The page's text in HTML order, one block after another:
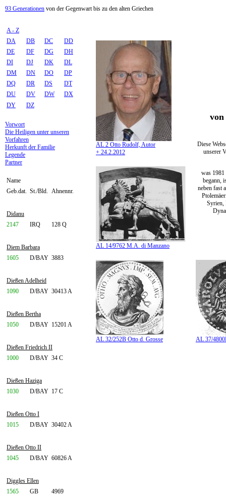
93 Generationen von der Gegenwart bis zu den alten Griechen
A - Z
DA
DB DC
DD
DE
DF DG
DH
DI
DJ DK
DL
DM
DN DO
DP
DQ
DR DS
DT
DU
DV DW
DX
DY
DZ
Vorwort
Die Heiligen unter unseren
Vorfahren
Herkunft der Familie
Legende
Partner
Name
Geb.dat. St./Bld. Ahnennr.
Didanu
2147
IRQ 128 Q
Diem Barbara
1605
D/BAY 3883
Dießen Adelheid
1090
D/BAY 30413 A
Dießen Bertha
1050
D/BAY 15201 A
Dießen Friedrich II
1000
D/BAY 34 C
Dießen Haziga
1030
D/BAY 17 C
Dießen Otto I
1015
D/BAY 30402 A
Dießen Otto II
1045
D/BAY 60826 A
Diggles Ellen
1565
GB 4969
AL 2 Otto Rudolf, Autor
+ 24.2.2012
von
Diese
unserer
was 1981
begann,
neben fast
Syrien,
AL 14/9762 M.A. di Manzano
AL 32/252B Otto d. Grosse AL 37/